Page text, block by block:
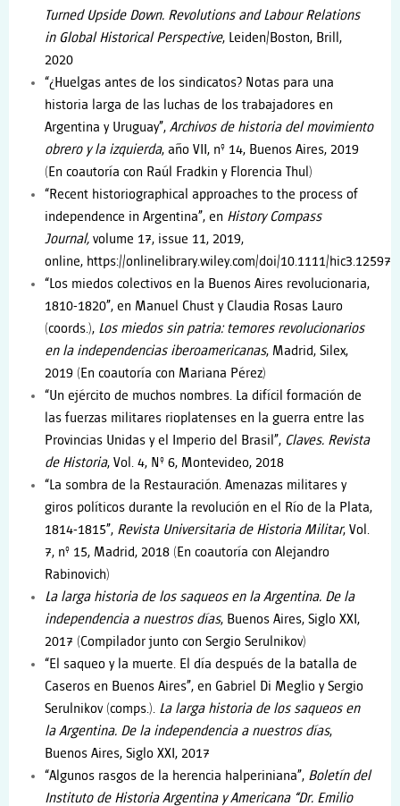
Turned Upside Down. Revolutions and Labour Relations
in Global Historical Perspective, Leiden/Boston, Brill,
2020
“¿Huelgas antes de los sindicatos? Notas para una
historia larga de las luchas de los trabajadores en
Argentina y Uruguay”, Archivos de historia del movimiento
obrero y la izquierda, año VII, nº 14, Buenos Aires, 2019
(En coautoría con Raúl Fradkin y Florencia Thul)
“Recent historiographical approaches to the process of
independence in Argentina”, en History Compass
Journal, volume 17, issue 11, 2019,
online, https://onlinelibrary.wiley.com/doi/10.1111/hic3.12597
“Los miedos colectivos en la Buenos Aires revolucionaria,
1810-1820”, en Manuel Chust y Claudia Rosas Lauro
(coords.), Los miedos sin patria: temores revolucionarios
en la independencias iberoamericanas, Madrid, Silex,
2019 (En coautoría con Mariana Pérez)
“Un ejército de muchos nombres. La difícil formación de
las fuerzas militares rioplatenses en la guerra entre las
Provincias Unidas y el Imperio del Brasil”, Claves. Revista
de Historia, Vol. 4, Nº 6, Montevideo, 2018
“La sombra de la Restauración. Amenazas militares y
giros políticos durante la revolución en el Río de la Plata,
1814-1815”, Revista Universitaria de Historia Militar, Vol.
7, nº 15, Madrid, 2018 (En coautoría con Alejandro
Rabinovich)
La larga historia de los saqueos en la Argentina. De la
independencia a nuestros días, Buenos Aires, Siglo XXI,
2017 (Compilador junto con Sergio Serulnikov)
“El saqueo y la muerte. El día después de la batalla de
Caseros en Buenos Aires”, en Gabriel Di Meglio ySergio
Serulnikov (comps.). La larga historia de los saqueos en
la Argentina. De la independencia a nuestros días,
Buenos Aires, Siglo XXI, 2017
“Algunos rasgos de la herencia halperiniana”, Boletín del
Instituto de Historia Argentina y Americana “Dr. Emilio